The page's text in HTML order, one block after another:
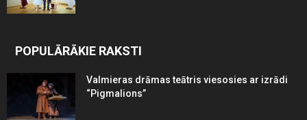
POPULĀRĀKIE RAKSTI
Valmieras drāmas teātris viesosies ar izrādi
“Pigmalions”